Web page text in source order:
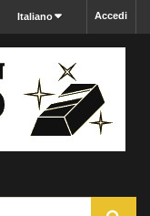
Accedi
Italiano